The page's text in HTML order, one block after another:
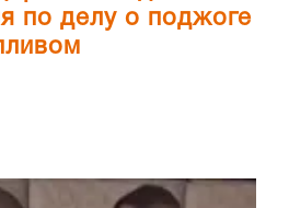
по делу о поджоге